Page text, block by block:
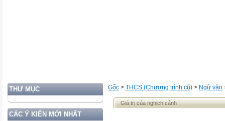
THƯ MỤC
CÁC Ý KIẾN MỚI NHẤT
Gốc > THCS (Chương trình cũ) > Ngữ văn
Giá trị của nghịch cảnh